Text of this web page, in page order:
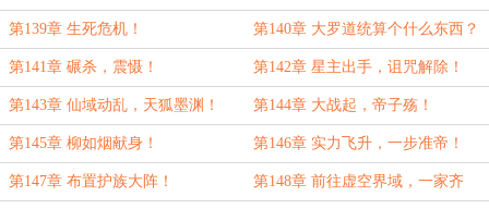
战！
第139章 生死危机！ 第140章 大罗道统算个什么东西？
第141章 碾杀，震慑！ 第142章 星主出手，诅咒解除！
第143章 仙域动乱，天狐墨渊！ 第144章 大战起，帝子殇！
第145章 柳如烟献身！ 第146章 实力飞升，一步准帝！
第147章 布置护族大阵！ 第148章 前往虚空界域，一家齐